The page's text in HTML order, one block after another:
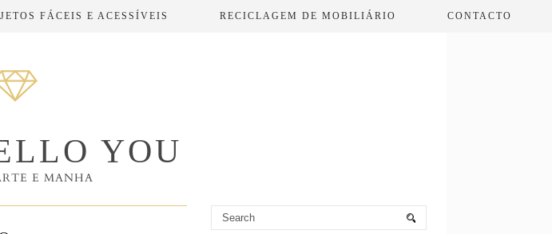
FÁCEIS E ACESSÍVEIS RECICLAGEM DE MOBILIÁRIO CONTACTO
YOU
E MANHA